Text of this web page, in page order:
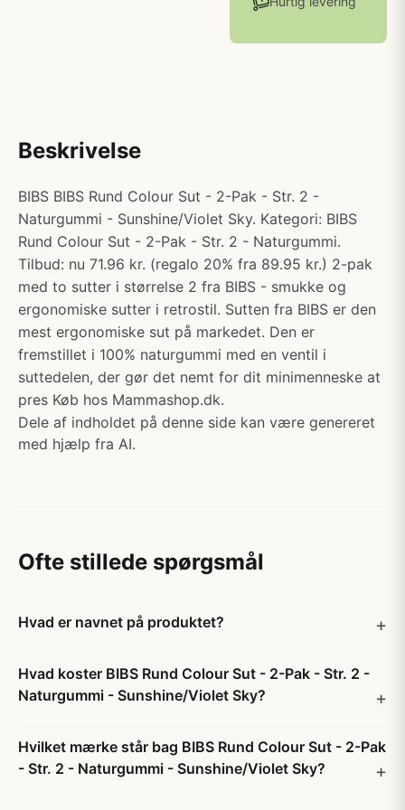
Beskrivelse
BIBS BIBS Rund Colour Sut - 2-Pak - Str. 2 -
Naturgummi - Sunshine/Violet Sky. Kategori: BIBS
Rund Colour Sut - 2-Pak - Str. 2 - Naturgummi.
Tilbud: nu 71.96 kr. (regalo 20% fra 89.95 kr.) 2-pak
med to sutter i størrelse 2 fra BIBS - smukke og
ergonomiske sutter i retrostil. Sutten fra BIBS er den
mest ergonomiske sut på markedet. Den er
fremstillet i 100% naturgummi med en ventil i
suttedelen, der gør det nemt for dit minimenneske at
pres Køb hos Mammashop.dk.
Dele af indholdet på denne side kan være genereret
med hjælp fra AI.
Ofte stillede spørgsmål
Hvad er navnet på produktet?
Hvad koster BIBS Rund Colour Sut - 2-Pak - Str. 2 -
Naturgummi - Sunshine/Violet Sky?
Hvilket mærke står bag BIBS Rund Colour Sut - 2-Pak
- Str. 2 - Naturgummi - Sunshine/Violet Sky?